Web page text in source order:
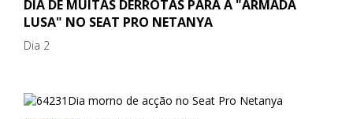
DIA DE MUITAS DERROTAS PARA A "ARMADA
LUSA" NO SEAT PRO NETANYA
Dia 2